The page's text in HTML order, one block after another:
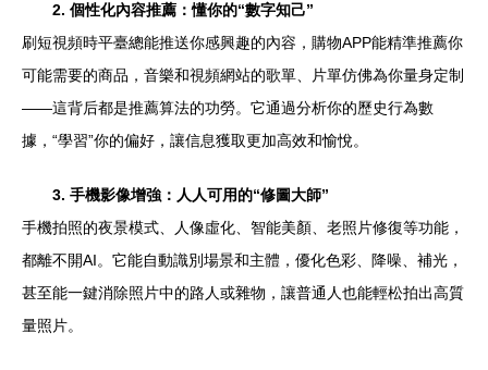
2. 個性化內容推薦：懂你的“數字知己”
刷短視頻時平臺總能推送你感興趣的內容，購物APP能精準推薦你
可能需要的商品，音樂和視頻網站的歌單、片單仿佛為你量身定制
——這背后都是推薦算法的功勞。它通過分析你的歷史行為數
據，“學習”你的偏好，讓信息獲取更加高效和愉悅。
3. 手機影像增強：人人可用的“修圖大師”
手機拍照的夜景模式、人像虛化、智能美顏、老照片修復等功能，
都離不開AI。它能自動識別場景和主體，優化色彩、降噪、補光，
甚至能一鍵消除照片中的路人或雜物，讓普通人也能輕松拍出高質
量照片。